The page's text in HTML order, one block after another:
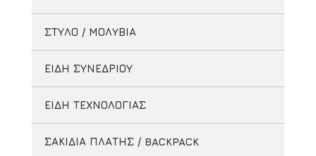
ΣΤΥΛΟ / ΜΟΛΥΒΙΑ
ΕΙΔΗ ΣΥΝΕΔΡΙΟΥ
ΕΙΔΗ ΤΕΧΝΟΛΟΓΙΑΣ
ΣΑΚΙΔΙΑ ΠΛΑΤΗΣ / BACKPACK